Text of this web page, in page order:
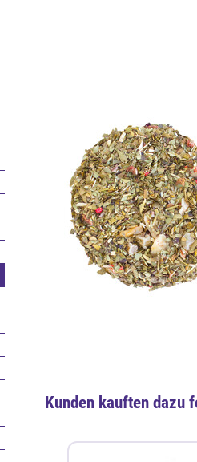
Kunden kauften dazu